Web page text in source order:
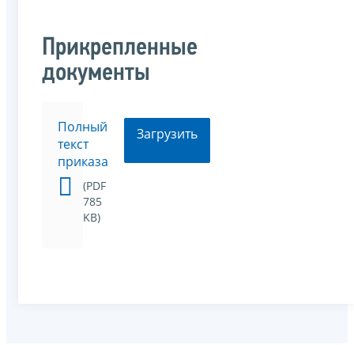
Прикрепленные
документы
Полный
текст
приказа
(PDF
785
KB)
Загрузить